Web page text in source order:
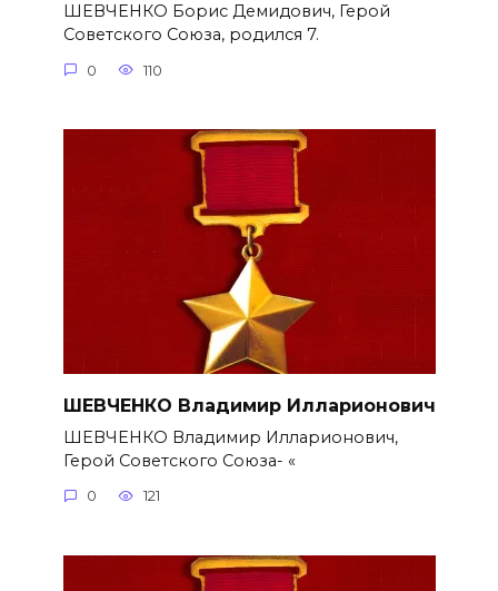
ШЕВЧЕНКО Борис Демидович, Герой
Советского Союза, родился 7.
0 110
ШЕВЧЕНКО Владимир Илларионович
ШЕВЧЕНКО Владимир Илларионович,
Герой Советского Союза- «
0 121